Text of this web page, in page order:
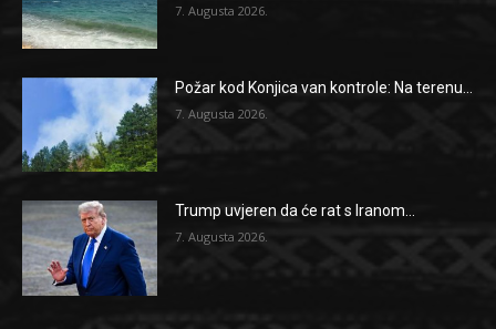
7. Augusta 2026.
Požar kod Konjica van kontrole: Na terenu...
7. Augusta 2026.
Trump uvjeren da će rat s Iranom...
7. Augusta 2026.